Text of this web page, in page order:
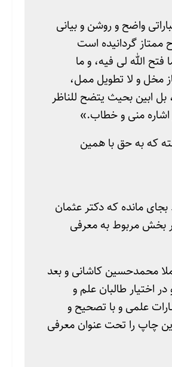
واضح و روشن و بیانی
گردانیده است
الله لی فیه، و ما
مخل و لا تطویل ممل،
بل ابین بحیث یتضح للناظر
اشاره منی و خطاب.»
که به حق با همین
مانده که دکتر عثمان
بخش مربوط به معرفی
مرحوم حاج ملا محمدحسین کاشانی و بعد
اختیار طالبان علم و
در سال ۱۳۷۵ توسط شرکت انتشارات علمی و با تصحیح و
چاپ را تحت عنوان معرفی